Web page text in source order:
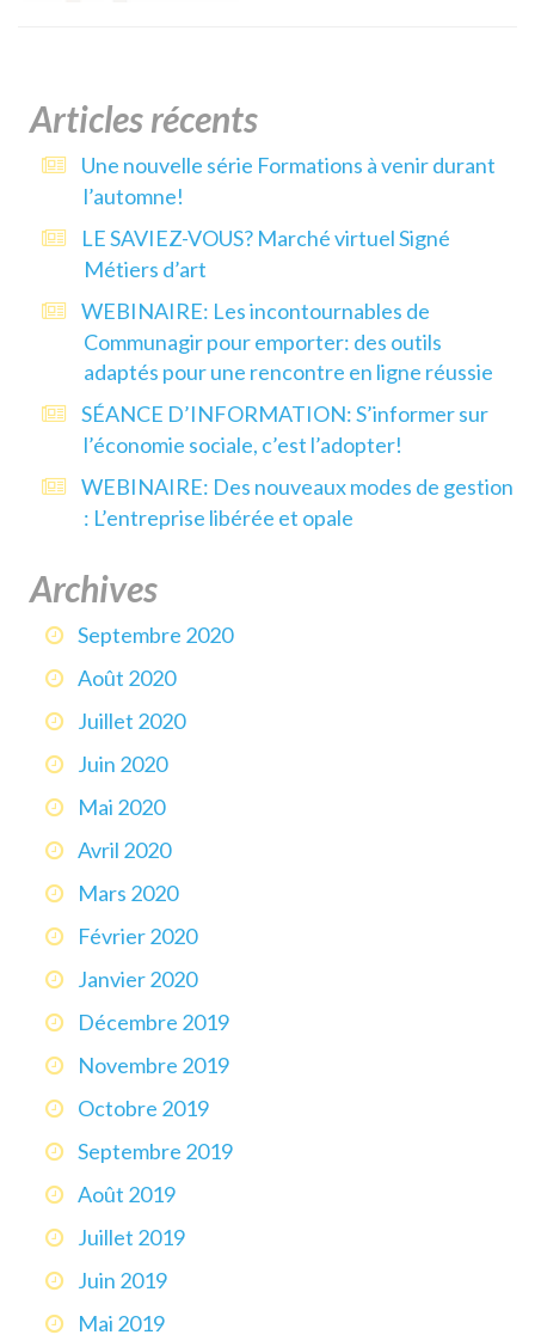
Articles récents
Une nouvelle série Formations à venir durant
l’automne!
LE SAVIEZ-VOUS? Marché virtuel Signé
Métiers d’art
WEBINAIRE: Les incontournables de
Communagir pour emporter: des outils
adaptés pour une rencontre en ligne réussie
SÉANCE D’INFORMATION: S’informer sur
l’économie sociale, c’est l’adopter!
WEBINAIRE: Des nouveaux modes de gestion
: L’entreprise libérée et opale
Archives
Septembre 2020
Août 2020
Juillet 2020
Juin 2020
Mai 2020
Avril 2020
Mars 2020
Février 2020
Janvier 2020
Décembre 2019
Novembre 2019
Octobre 2019
Septembre 2019
Août 2019
Juillet 2019
Juin 2019
Mai 2019